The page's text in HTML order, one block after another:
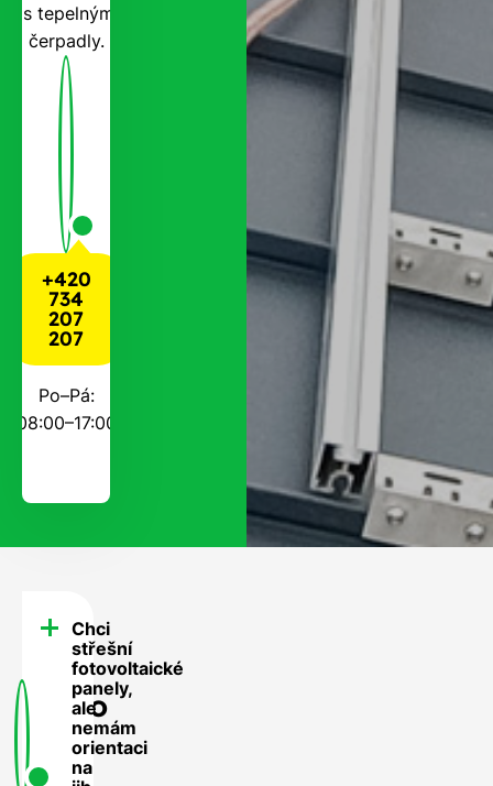
i s tepelnými
čerpadly.
+420
734
207
207
Po–Pá:
08:00–17:00
FAQ
-
Často
se
nás
Chci
střešní
fotovoltaické
panely,
ale
nemám
orientaci
na